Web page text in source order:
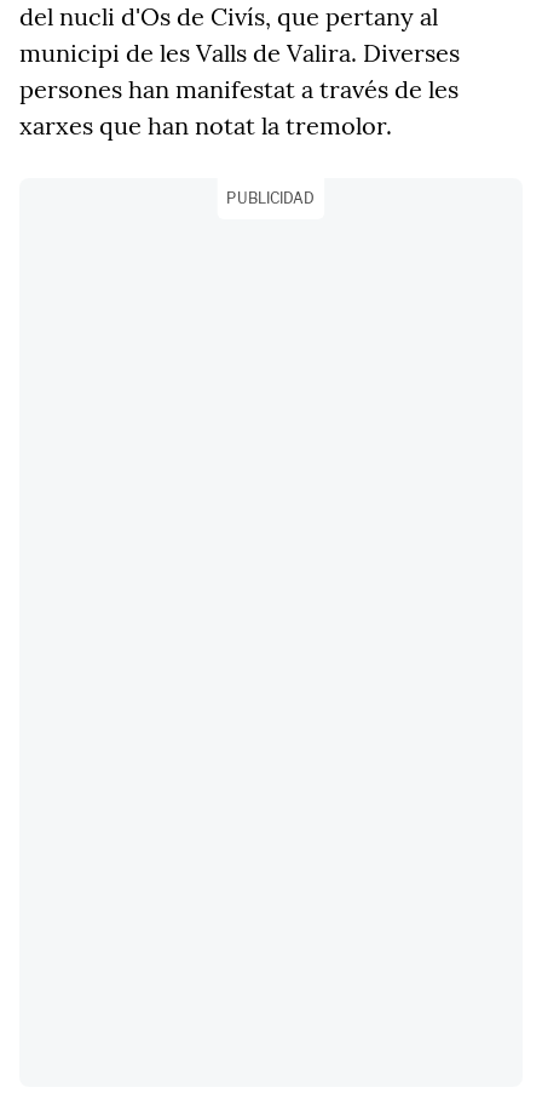
del nucli d'Os de Civís, que pertany al
municipi de les Valls de Valira. Diverses
persones han manifestat a través de les
xarxes que han notat la tremolor.
PUBLICIDAD